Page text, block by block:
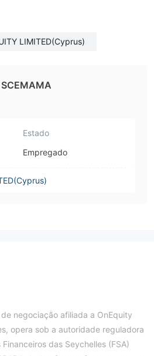
LIMITED(Cyprus)
Estado
Empregado
negociação afiliada a OnEquity
opera sob a autoridade reguladora
das Seychelles (FSA)